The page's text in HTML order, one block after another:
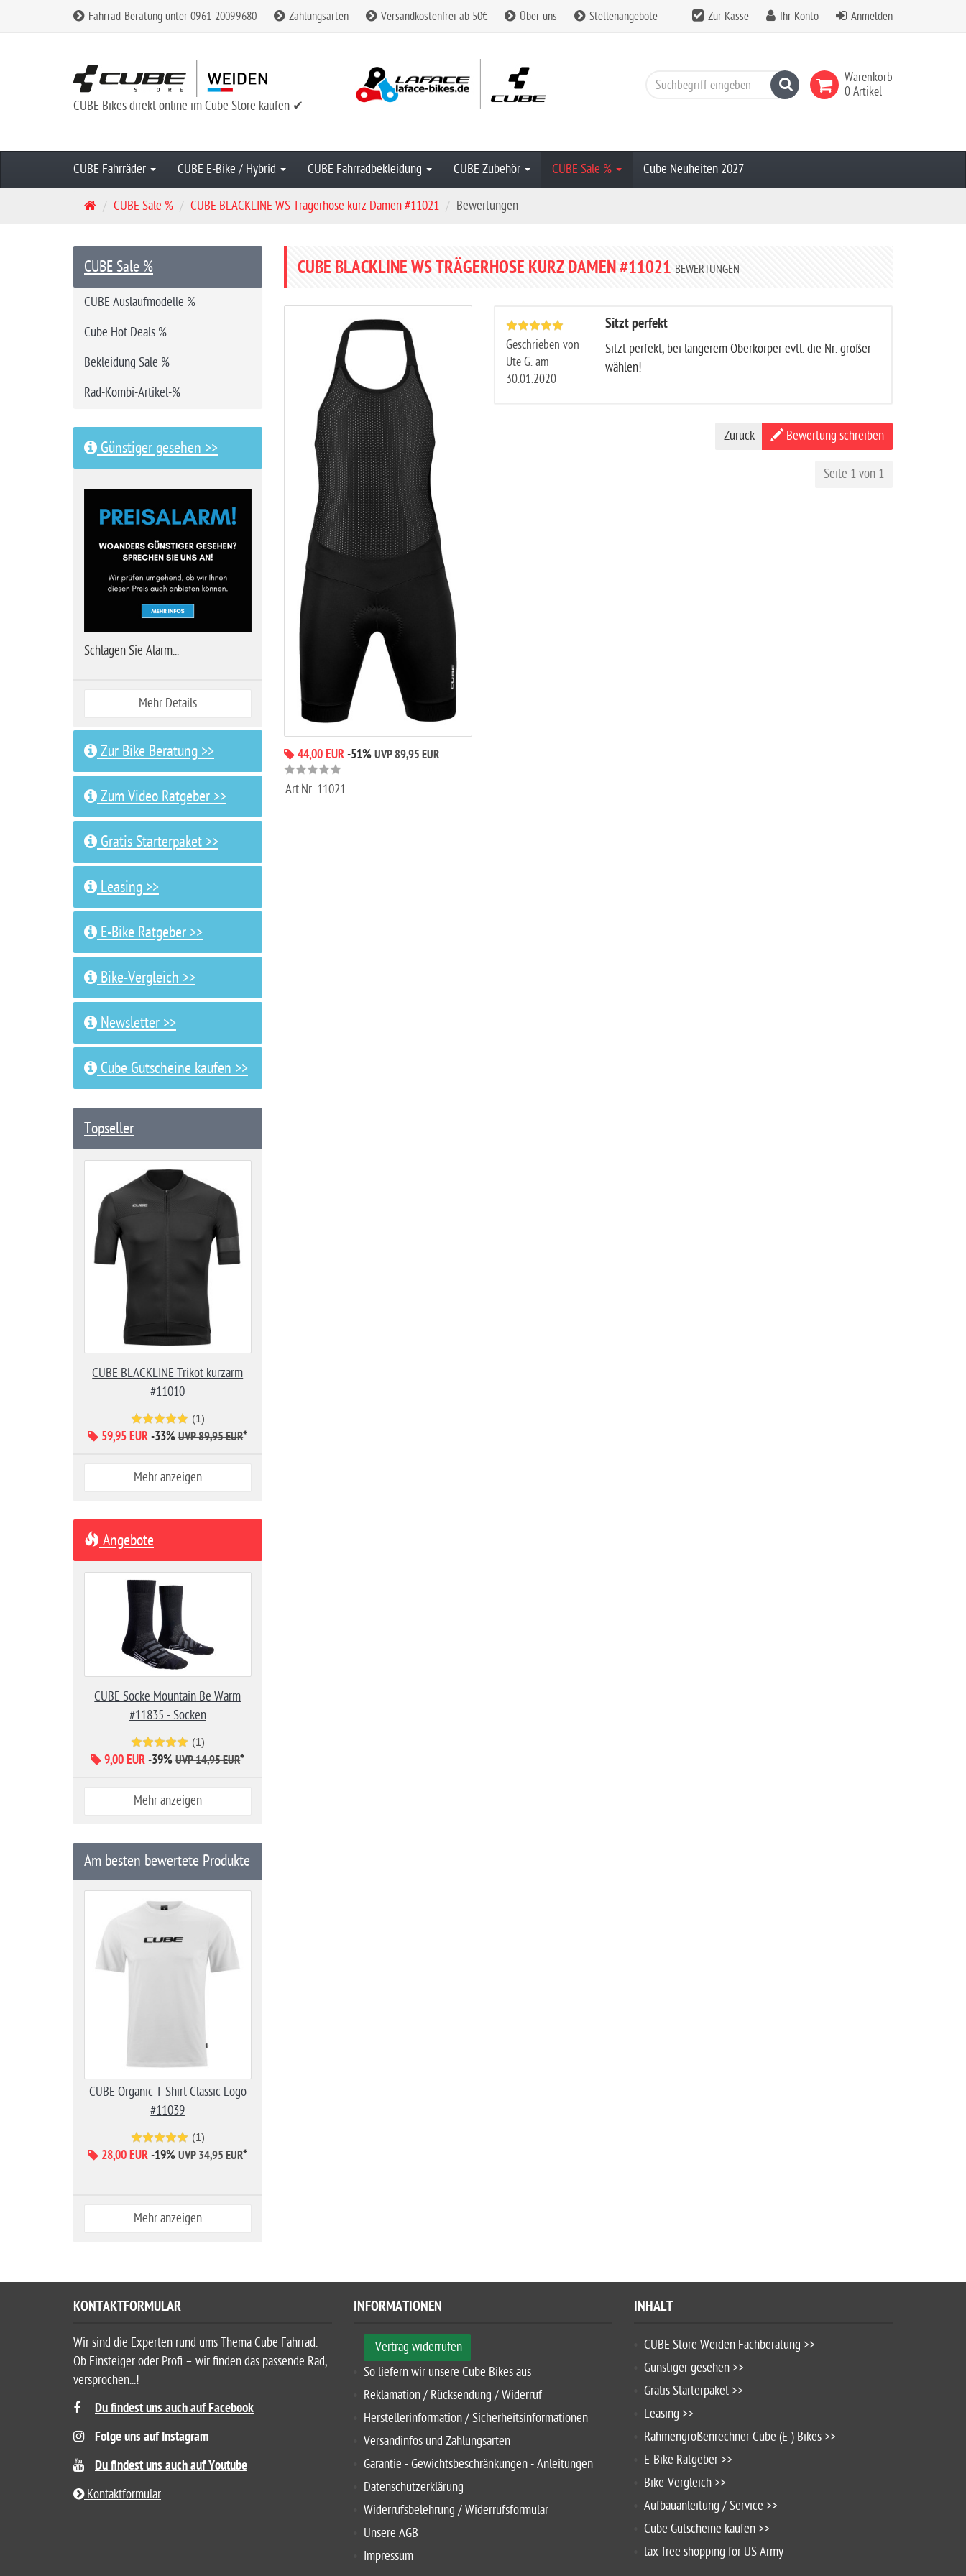
Fahrrad-Beratung unter 0961-20099680 Zahlungsarten Versandkostenfrei ab 50€ Über uns Stellenangebote Zur Kasse Ihr Konto Anmelden
CUBE Bikes direkt online im Cube Store kaufen ✔
Warenkorb
0 Artikel
Suchen
CUBE Fahrräder CUBE E-Bike / Hybrid CUBE Fahrradbekleidung CUBE Zubehör CUBE Sale % Cube Neuheiten 2027
S
a
r
s
i
t
CUBE Sale % CUBE BLACKLINE WS Trägerhose kurz Damen #11021 Bewertungen
CUBE BLACKLINE WS TRÄGERHOSE KURZ DAMEN #11021 BEWERTUNGEN
44,00 EUR -51% UVP 89,95 EUR
Art.Nr. 11021
Geschrieben von
Ute G. am
30.01.2020
Sitzt perfekt
Sitzt perfekt, bei längerem Oberkörper evtl. die Nr. größer
wählen!
Zurück Bewertung schreiben
Seite 1 von 1
CUBE Sale %
CUBE Auslaufmodelle %
Cube Hot Deals %
Bekleidung Sale %
Rad-Kombi-Artikel-%
Günstiger gesehen >>
Schlagen Sie Alarm...
Mehr Details
Zur Bike Beratung >>
Zum Video Ratgeber >>
Gratis Starterpaket >>
Leasing >>
E-Bike Ratgeber >>
Bike-Vergleich >>
Newsletter >>
Cube Gutscheine kaufen >>
Topseller
CUBE BLACKLINE Trikot kurzarm
#11010
(1)
59,95 EUR-33% UVP 89,95 EUR*
Mehr anzeigen
Angebote
CUBE Socke Mountain Be Warm
#11835 - Socken
(1)
9,00 EUR-39% UVP 14,95 EUR*
Mehr anzeigen
Am besten bewertete Produkte
CUBE Organic T-Shirt Classic Logo
#11039
(1)
28,00 EUR-19% UVP 34,95 EUR*
Mehr anzeigen
KONTAKTFORMULAR
Wir sind die Experten rund ums Thema Cube Fahrrad.
Ob Einsteiger oder Profi – wir finden das passende Rad,
versprochen...!
Du findest uns auch auf Facebook
Folge uns auf Instagram
Du findest uns auch auf Youtube
Kontaktformular
INFORMATIONEN
Vertrag widerrufen
So liefern wir unsere Cube Bikes aus
Reklamation / Rücksendung / Widerruf
Herstellerinformation / Sicherheitsinformationen
Versandinfos und Zahlungsarten
Garantie - Gewichtsbeschränkungen - Anleitungen
Datenschutzerklärung
Widerrufsbelehrung / Widerrufsformular
Unsere AGB
Impressum
INHALT
CUBE Store Weiden Fachberatung >>
Günstiger gesehen >>
Gratis Starterpaket >>
Leasing >>
Rahmengrößenrechner Cube (E-) Bikes >>
E-Bike Ratgeber >>
Bike-Vergleich >>
Aufbauanleitung / Service >>
Cube Gutscheine kaufen >>
tax-free shopping for US Army